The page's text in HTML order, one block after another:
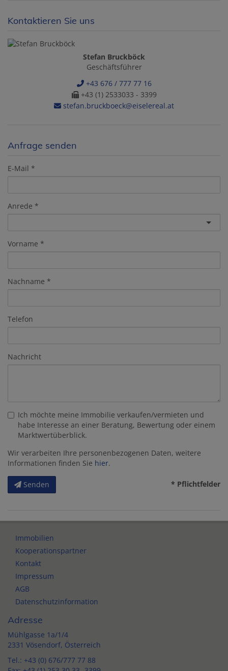
Kontaktieren Sie uns
Stefan Bruckböck
Geschäftsführer
+43 676 / 777 77 16
+43 (1) 2533033 - 3399
stefan.bruckboeck@eiselereal.at
Anfrage senden
E-Mail
Anrede
Vorname
Nachname
Telefon
Nachricht
Ich möchte meine Immobilie verkaufen/vermieten und
habe Interesse an einer Beratung, Bewertung oder einem
Marktwertüberblick.
Wir verarbeiten Ihre personenbezogenen Daten, weitere
Informationen finden Sie hier.
Senden * Pflichtfelder
Immobilien
Kooperationspartner
Kontakt
Impressum
AGB
Datenschutzinformation
Adresse
Mühlgasse 1a/1/4
2331 Vösendorf, Österreich
Tel.: +43 (0) 676/777 77 88